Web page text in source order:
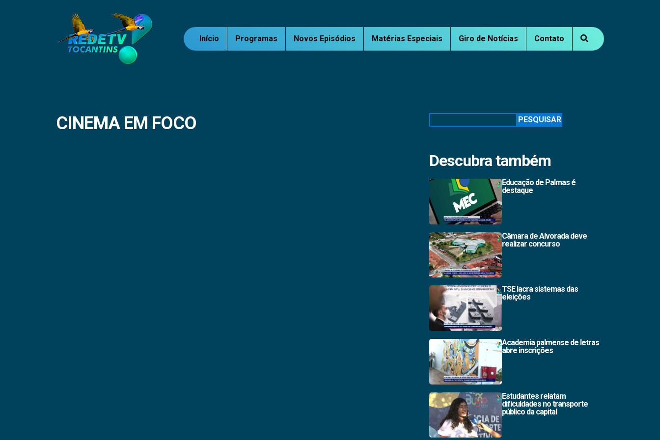
Início Programas Novos Episódios Matérias Especiais Giro de Notícias Contato
CINEMA EM FOCO PESQUISAR
Descubra também
Educação de Palmas é
destaque
Câmara de Alvorada deve
realizar concurso
TSE lacra sistemas das
eleições
Academia palmense de letras
abre inscrições
Estudantes relatam
dificuldades no transporte
público da capital